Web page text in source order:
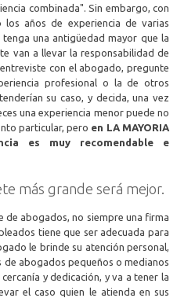
combinada". Sin embargo, con
los años de experiencia de varias
una antigüedad mayor que la
van a llevar la responsabilidad de
con el abogado, pregunte
profesional o la de otros
su caso, y decida, una vez
una experiencia menor puede no
particular, pero en LA MAYORIA
es muy recomendable e
más grande será mejor.
de abogados, no siempre una firma
tiene que ser adecuada para
le brinde su atención personal,
de abogados pequeños o medianos
y dedicación, y va a tener la
el caso quien le atienda en sus